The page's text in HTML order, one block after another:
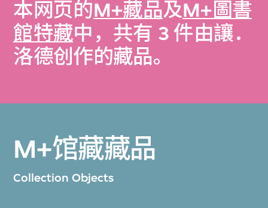
本网页的M+藏品及M+圖書
館特藏中，共有 3 件由讓．
洛德创作的藏品。
M+馆藏藏品
Collection Objects